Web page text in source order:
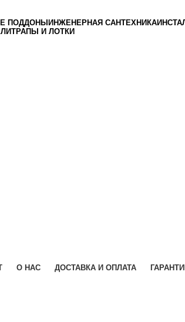
ПОДДОНЫ ИНЖЕНЕРНАЯ САНТЕХНИКА
ТРАПЫ И ЛОТКИ
О НАС ДОСТАВКА И ОПЛАТА